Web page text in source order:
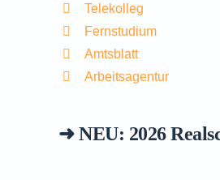
Telekolleg
Fernstudium
Amtsblatt
Arbeitsagentur
➜ NEU: 2026